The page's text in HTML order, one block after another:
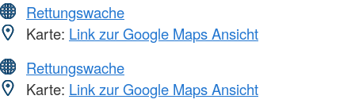
Rettungswache
Karte: Link zur Google Maps Ansicht
Rettungswache
Karte: Link zur Google Maps Ansicht